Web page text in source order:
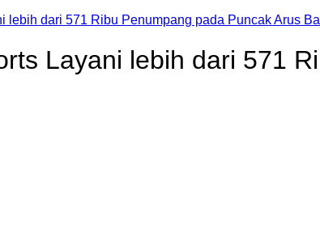
lebih dari 571 Ribu Penumpang pada Puncak Arus
Layani lebih dari 571